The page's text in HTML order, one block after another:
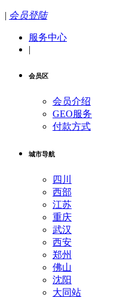
| 会员登陆
服务中心
|
会员区
会员介绍
GEO服务
付款方式
城市导航
四川
西部
江苏
重庆
武汉
西安
郑州
佛山
沈阳
大同站